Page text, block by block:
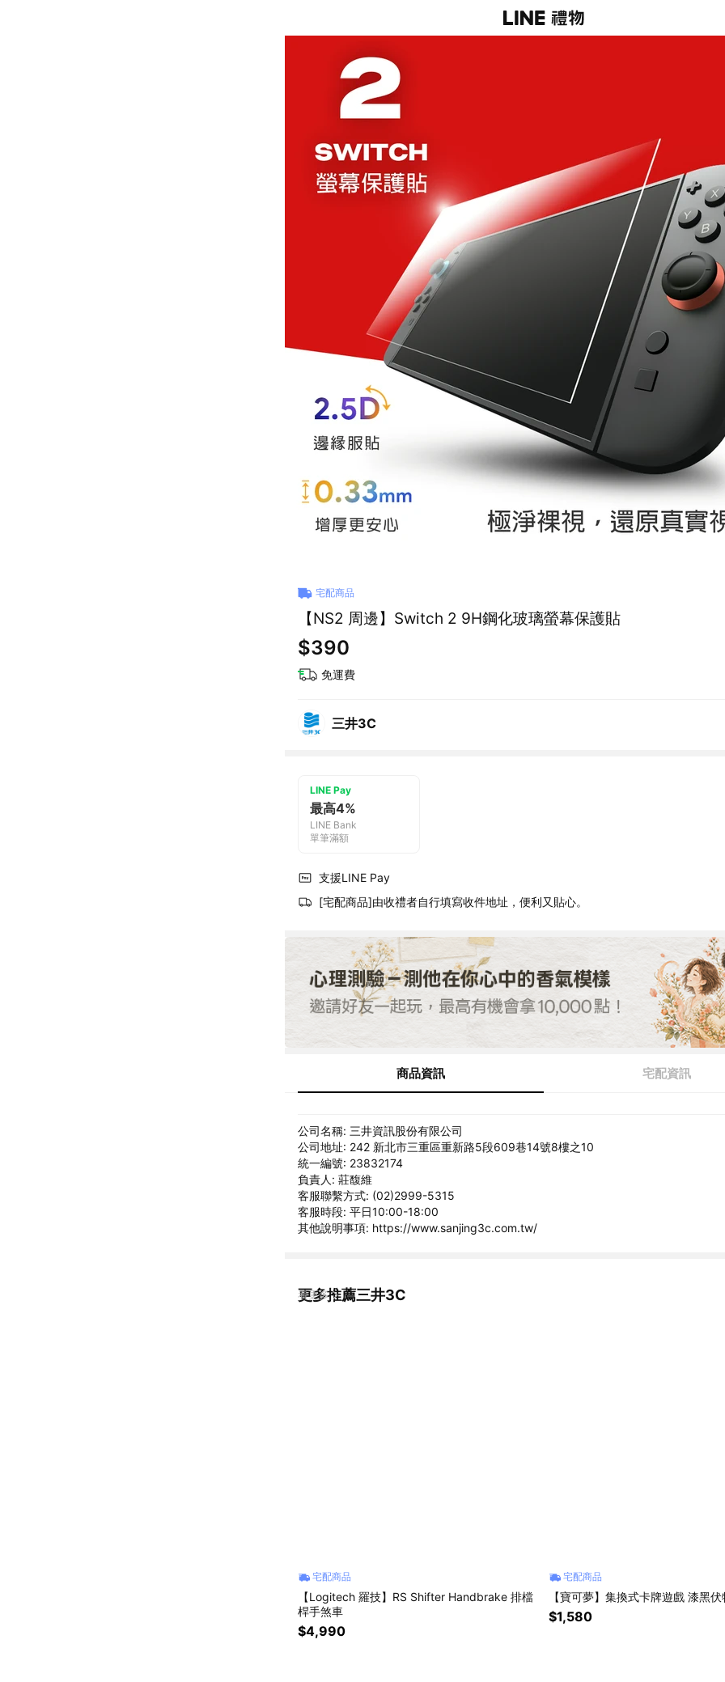
宅配商品
【NS2 周邊】Switch 2 9H鋼化玻璃螢幕保護貼
$390
免運費
三井3C
LINE Pay
最高4%
LINE Bank
單筆滿額
支援LINE Pay
[宅配商品]由收禮者自行填寫收件地址，便利又貼心。
商品資訊 宅配資訊
公司名稱: 三井資訊股份有限公司
公司地址: 242 新北市三重區重新路5段609巷14號8樓之10
統一編號: 23832174
負責人: 莊馥維
客服聯繫方式: (02)2999-5315
客服時段: 平日10:00-18:00
其他說明事項: https://www.sanjing3c.com.tw/
更多推薦三井3C
看更多
宅配商品
【Logitech 羅技】RS Shifter Handbrake 排檔
桿手煞車
$4,990
宅配商品
【寶可夢】集換式卡牌遊戲 漆黑
$1,580